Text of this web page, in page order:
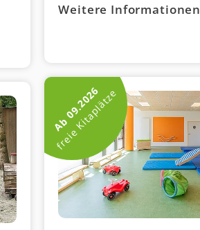
Weitere Informationen
Ab 09.2026
freie Kitaplätze